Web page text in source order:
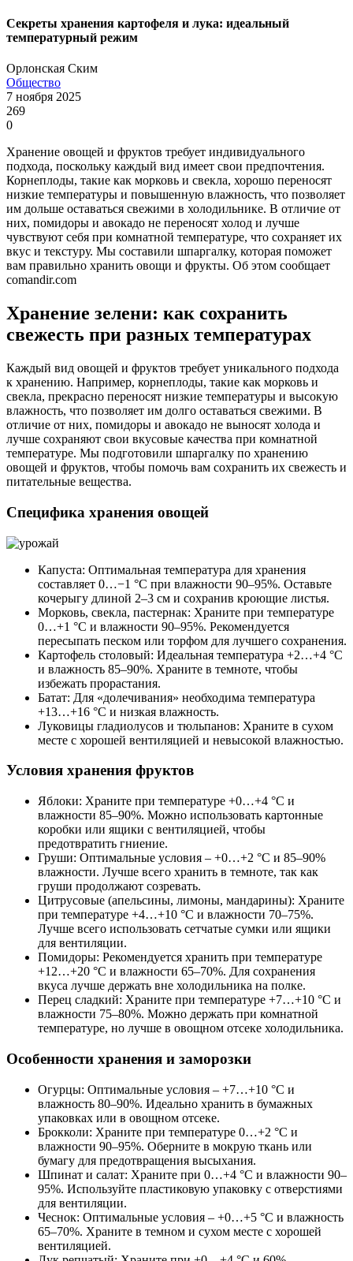
Секреты хранения картофеля и лука: идеальный
температурный режим
Орлонская Ским
Общество
7 ноября 2025
269
0
Хранение овощей и фруктов требует индивидуального
подхода, поскольку каждый вид имеет свои предпочтения.
Корнеплоды, такие как морковь и свекла, хорошо переносят
низкие температуры и повышенную влажность, что позволяет
им дольше оставаться свежими в холодильнике. В отличие от
них, помидоры и авокадо не переносят холод и лучше
чувствуют себя при комнатной температуре, что сохраняет их
вкус и текстуру. Мы составили шпаргалку, которая поможет
вам правильно хранить овощи и фрукты. Об этом сообщает
comandir.com
Хранение зелени: как сохранить
свежесть при разных температурах
Каждый вид овощей и фруктов требует уникального подхода
к хранению. Например, корнеплоды, такие как морковь и
свекла, прекрасно переносят низкие температуры и высокую
влажность, что позволяет им долго оставаться свежими. В
отличие от них, помидоры и авокадо не выносят холода и
лучше сохраняют свои вкусовые качества при комнатной
температуре. Мы подготовили шпаргалку по хранению
овощей и фруктов, чтобы помочь вам сохранить их свежесть и
питательные вещества.
Специфика хранения овощей
Капуста: Оптимальная температура для хранения
составляет 0…−1 °C при влажности 90–95%. Оставьте
кочерыгу длиной 2–3 см и сохранив кроющие листья.
Морковь, свекла, пастернак: Храните при температуре
0…+1 °C и влажности 90–95%. Рекомендуется
пересыпать песком или торфом для лучшего сохранения.
Картофель столовый: Идеальная температура +2…+4 °C
и влажность 85–90%. Храните в темноте, чтобы
избежать прорастания.
Батат: Для «долечивания» необходима температура
+13…+16 °C и низкая влажность.
Луковицы гладиолусов и тюльпанов: Храните в сухом
месте с хорошей вентиляцией и невысокой влажностью.
Условия хранения фруктов
Яблоки: Храните при температуре +0…+4 °C и
влажности 85–90%. Можно использовать картонные
коробки или ящики с вентиляцией, чтобы
предотвратить гниение.
Груши: Оптимальные условия – +0…+2 °C и 85–90%
влажности. Лучше всего хранить в темноте, так как
груши продолжают созревать.
Цитрусовые (апельсины, лимоны, мандарины): Храните
при температуре +4…+10 °C и влажности 70–75%.
Лучше всего использовать сетчатые сумки или ящики
для вентиляции.
Помидоры: Рекомендуется хранить при температуре
+12…+20 °C и влажности 65–70%. Для сохранения
вкуса лучше держать вне холодильника на полке.
Перец сладкий: Храните при температуре +7…+10 °C и
влажности 75–80%. Можно держать при комнатной
температуре, но лучше в овощном отсеке холодильника.
Особенности хранения и заморозки
Огурцы: Оптимальные условия – +7…+10 °C и
влажность 80–90%. Идеально хранить в бумажных
упаковках или в овощном отсеке.
Брокколи: Храните при температуре 0…+2 °C и
влажности 90–95%. Оберните в мокрую ткань или
бумагу для предотвращения высыхания.
Шпинат и салат: Храните при 0…+4 °C и влажности 90–
95%. Используйте пластиковую упаковку с отверстиями
для вентиляции.
Чеснок: Оптимальные условия – +0…+5 °C и влажность
65–70%. Храните в темном и сухом месте с хорошей
вентиляцией.